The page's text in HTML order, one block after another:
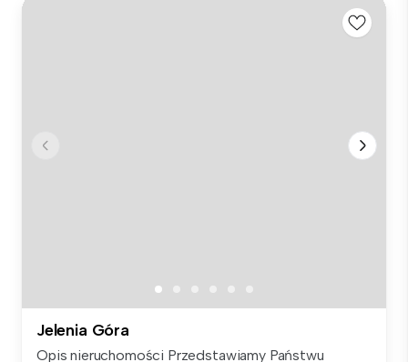
Jelenia Góra
Opis nieruchomości Przedstawiamy Państwu